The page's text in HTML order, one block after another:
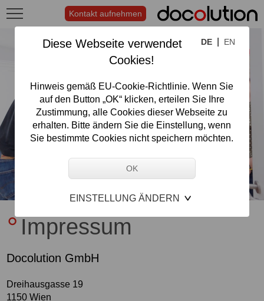
DE EN
Diese Webseite verwendet
Cookies!
Hinweis gemäß EU-Cookie-Richtlinie. Wenn Sie
auf den Button „OK“ klicken, erteilen Sie Ihre
Zustimmung, alle Cookies dieser Webseite zu
erhalten. Bitte ändern Sie die Einstellung, wenn
Sie bestimmte Cookies nicht speichern möchten.
EINSTELLUNG ÄNDERN
Kontakt aufnehmen
Impressum
Docolution GmbH
Dreihausgasse 19
1150 Wien